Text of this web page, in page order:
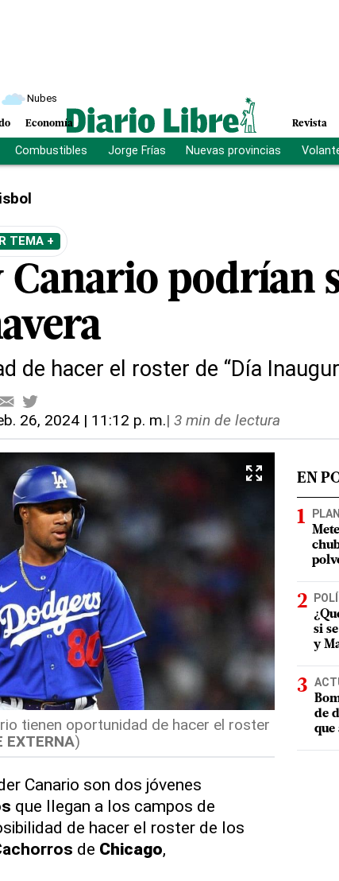
Nubes
Economía Revista
Combustibles Jorge Frías Nuevas provincias
TEMA +
Canario podrían
de hacer el roster de “Día
26, 2024 | 11:12 p. m.| 3 min de lectura
tienen oportunidad de hacer el roster
EXTERNA)
Canario son dos jóvenes
que llegan a los campos de
de hacer el roster de los
de Chicago,
EN
si
y
de
que